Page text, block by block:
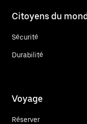
Citoyens du
Sécurité
Durabilité
Voyage
Réserver